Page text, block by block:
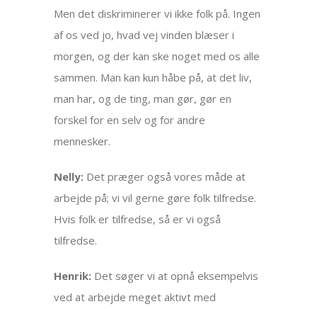
Men det diskriminerer vi ikke folk på. Ingen
af os ved jo, hvad vej vinden blæser i
morgen, og der kan ske noget med os alle
sammen. Man kan kun håbe på, at det liv,
man har, og de ting, man gør, gør en
forskel for en selv og for andre
mennesker.
Nelly: Det præger også vores måde at
arbejde på; vi vil gerne gøre folk tilfredse.
Hvis folk er tilfredse, så er vi også
tilfredse.
Henrik: Det søger vi at opnå eksempelvis
ved at arbejde meget aktivt med